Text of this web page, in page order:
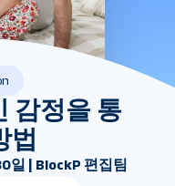
감정을 통
법
일 | BlockP 편집팀